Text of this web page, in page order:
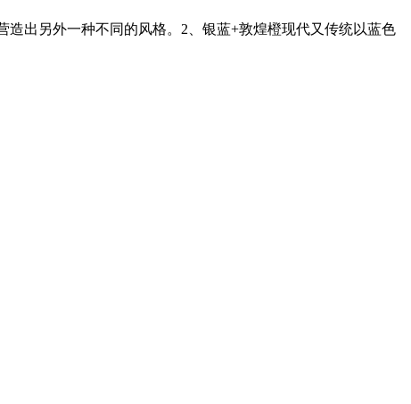
出另外一种不同的风格。2、银蓝+敦煌橙现代又传统以蓝色